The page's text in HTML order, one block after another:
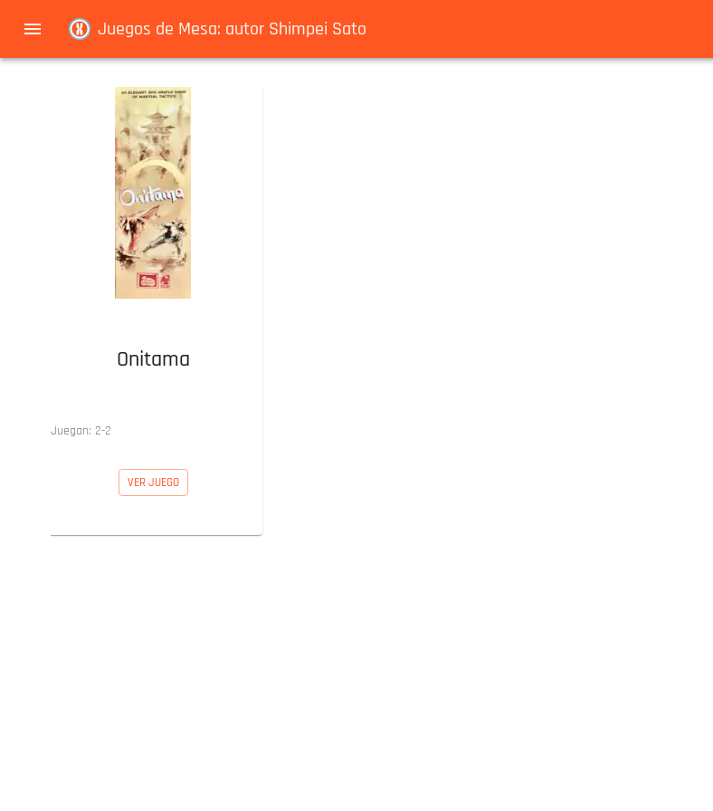
Juegos de Mesa: autor Shimpei Sato
Onitama
Juegan: 2-2
VER JUEGO